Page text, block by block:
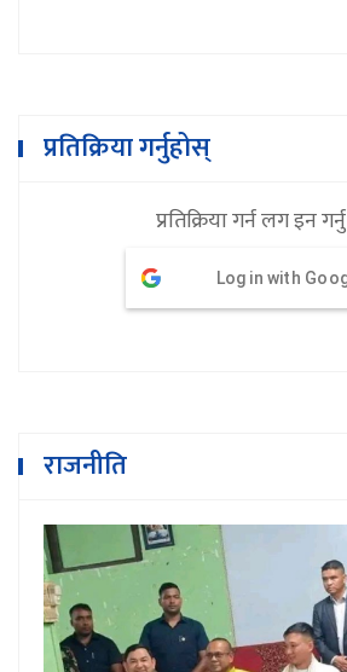
प्रतिक्रिया गर्नुहोस्
प्रतिक्रिया गर्न लग इन
Log in with
राजनीति